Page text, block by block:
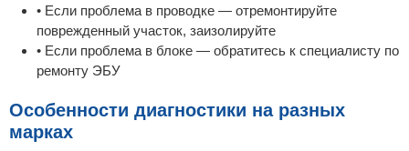
• Если проблема в проводке — отремонтируйте
поврежденный участок, заизолируйте
• Если проблема в блоке — обратитесь к специалисту по
ремонту ЭБУ
Особенности диагностики на разных
марках